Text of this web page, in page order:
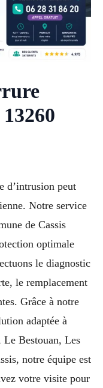
d’intrusion peut
Notre service
de Cassis
optimale
le diagnostic
le remplacement
Grâce à notre
adaptée à
Bestouan, Les
notre équipe est
votre visite pour